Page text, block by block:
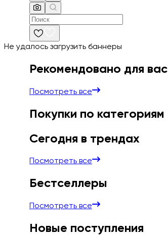
Не удалось загрузить баннеры
Рекомендовано для вас
Посмотреть все
Покупки по категориям
Сегодня в трендах
Посмотреть все
Бестселлеры
Посмотреть все
Новые поступления